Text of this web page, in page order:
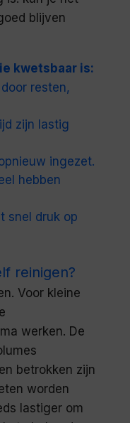
blijven
kwetsbaar is:
resten,
zijn lastig
ingezet.
hebben
snel druk op
reinigen?
Voor kleine
werken. De
betrokken zijn
worden
lastiger om